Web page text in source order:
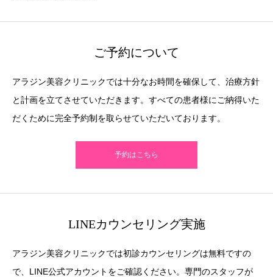
ご予約について
アラジン美容クリニックでは十分なお時間を確保して、治療方針
と計画を立てさせていただきます。すべての患者様にご納得いた
だくために完全予約制を取らせていただいております。
予約はこちら
LINEカウンセリング実施
アラジン美容クリニックでは初診カウンセリングは無料ですの
で、LINE公式アカウントをご確認ください。専門のスタッフが